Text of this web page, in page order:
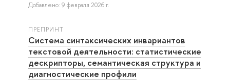
Добавлено: 9 февраля 2026 г.
ПРЕПРИНТ
Система синтаксических инвариантов
текстовой деятельности: статистические
дескрипторы, семантическая структура и
диагностические профили